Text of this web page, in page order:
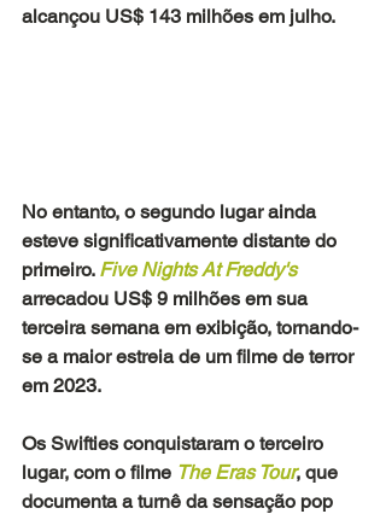
alcançou US$ 143 milhões em julho.
No entanto, o segundo lugar ainda
esteve significativamente distante do
primeiro. Five Nights At Freddy's
arrecadou US$ 9 milhões em sua
terceira semana em exibição, tornando-
se a maior estreia de um filme de terror
em 2023.
Os Swifties conquistaram o terceiro
lugar, com o filme The Eras Tour, que
documenta a turnê da sensação pop